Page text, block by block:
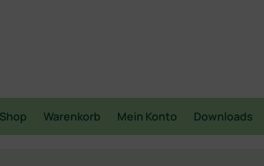
Shop Warenkorb Mein Konto Downloads